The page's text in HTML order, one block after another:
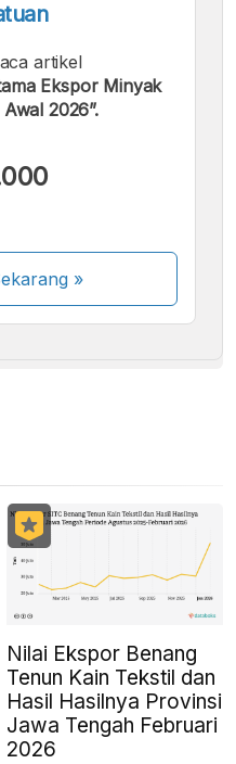
artikel
Ekspor Minyak
2026”.
»
masih dalam
Nilai Ekspor Benang
Tenun Kain Tekstil dan
Hasil Hasilnya Provinsi
Jawa Tengah Februari
2026